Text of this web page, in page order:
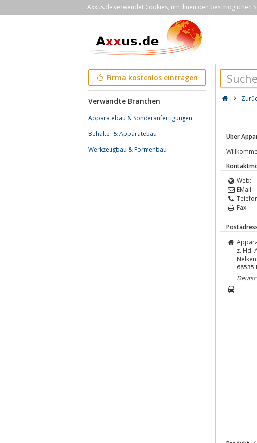
Axxus.de verwendet Cookies, um Ihnen den bestmöglichen
Firma kostenlos eintragen
Verwandte Branchen
Apparatebau & Sonderanfertigungen
Behälter & Apparatebau
Werkzeugbau & Formenbau
Über
Web:
EMail:
Fax:
z. Hd.
68535